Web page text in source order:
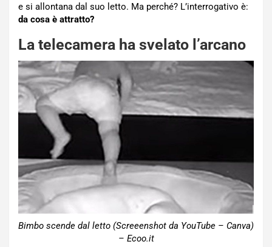
e si allontana dal suo letto. Ma perché? L’interrogativo è:
da cosa è attratto?
La telecamera ha svelato l’arcano
Bimbo scende dal letto (Screeenshot da YouTube – Canva)
– Ecoo.it